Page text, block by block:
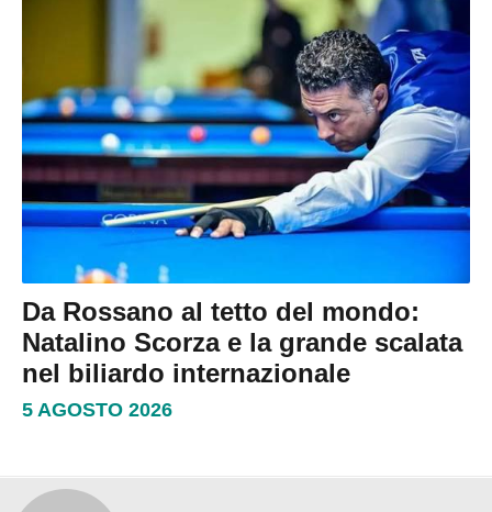
Da Rossano al tetto del mondo:
Natalino Scorza e la grande scalata
nel biliardo internazionale
5 AGOSTO 2026